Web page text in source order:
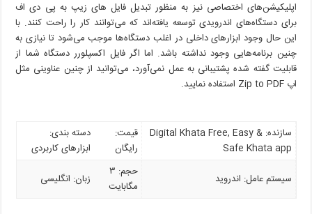
اپلیکیشن‌های اختصاصی نیز به منظور تبدیل فایل های زیپ به پی دی اف
برای دستگاه‌های اندرویدی توسعه یافته‌اند که می‌توانند کار را راحت کنند. با
این حال وجود ابزارهای داخلی در اغلب دستگاه‌ها موجب می‌شود تا نیازی به
چنین برنامه‌هایی وجود نداشته باشد. اما اگر فایل اکسپلورر دستگاه شما از
قابلیت گفته شده پشتیبانی به عمل نمی‌آورد، می‌توانید از چنین عناوینی مثل
اپ Zip to PDF استفاده نمایید.
سازنده: Digital Khata Free, Easy &
Safe Khata app
قیمت:
رایگان
دسته بندی:
ابزارهای کاربردی
سیستم عامل: اندروید
حجم: ۳
مگابایت
زبان: انگلیسی